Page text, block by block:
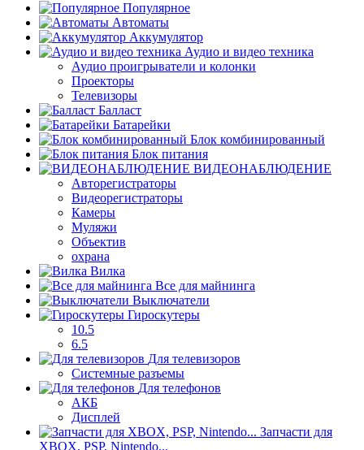
Популярное
Автоматы
Аккумулятор
Аудио и видео техника
Аудио проигрыватели и колонки
Проекторы
Телевизоры
Балласт
Батарейки
Блок комбинированный
Блок питания
ВИДЕОНАБЛЮДЕНИЕ
Авторегистраторы
Видеорегистраторы
Камеры
Муляжи
Объектив
охрана
Вилка
Все для майнинга
Выключатели
Гироскутеры
10.5
6.5
Для телевизоров
Системные разъемы
Для телефонов
АКБ
Дисплей
Запчасти для
XBOX, PSP, Nintendo...